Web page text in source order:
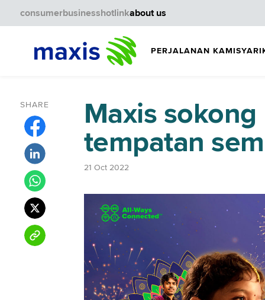
PERJALANAN KAMI
consumerbusinesshotlinkabout us
SHARE
Maxis
tempatan
21 Oct 2022